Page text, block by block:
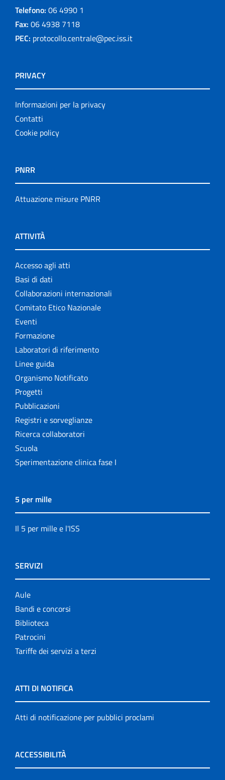
Telefono: 06 4990 1
Fax: 06 4938 7118
PEC: protocollo.centrale@pec.iss.it
PRIVACY
Informazioni per la privacy
Contatti
Cookie policy
PNRR
Attuazione misure PNRR
ATTIVITÀ
Accesso agli atti
Basi di dati
Collaborazioni internazionali
Comitato Etico Nazionale
Eventi
Formazione
Laboratori di riferimento
Linee guida
Organismo Notificato
Progetti
Pubblicazioni
Registri e sorveglianze
Ricerca collaboratori
Scuola
Sperimentazione clinica fase I
5 per mille
Il 5 per mille e l'ISS
SERVIZI
Aule
Bandi e concorsi
Biblioteca
Patrocini
Tariffe dei servizi a terzi
ATTI DI NOTIFICA
Atti di notificazione per pubblici proclami
ACCESSIBILITÀ